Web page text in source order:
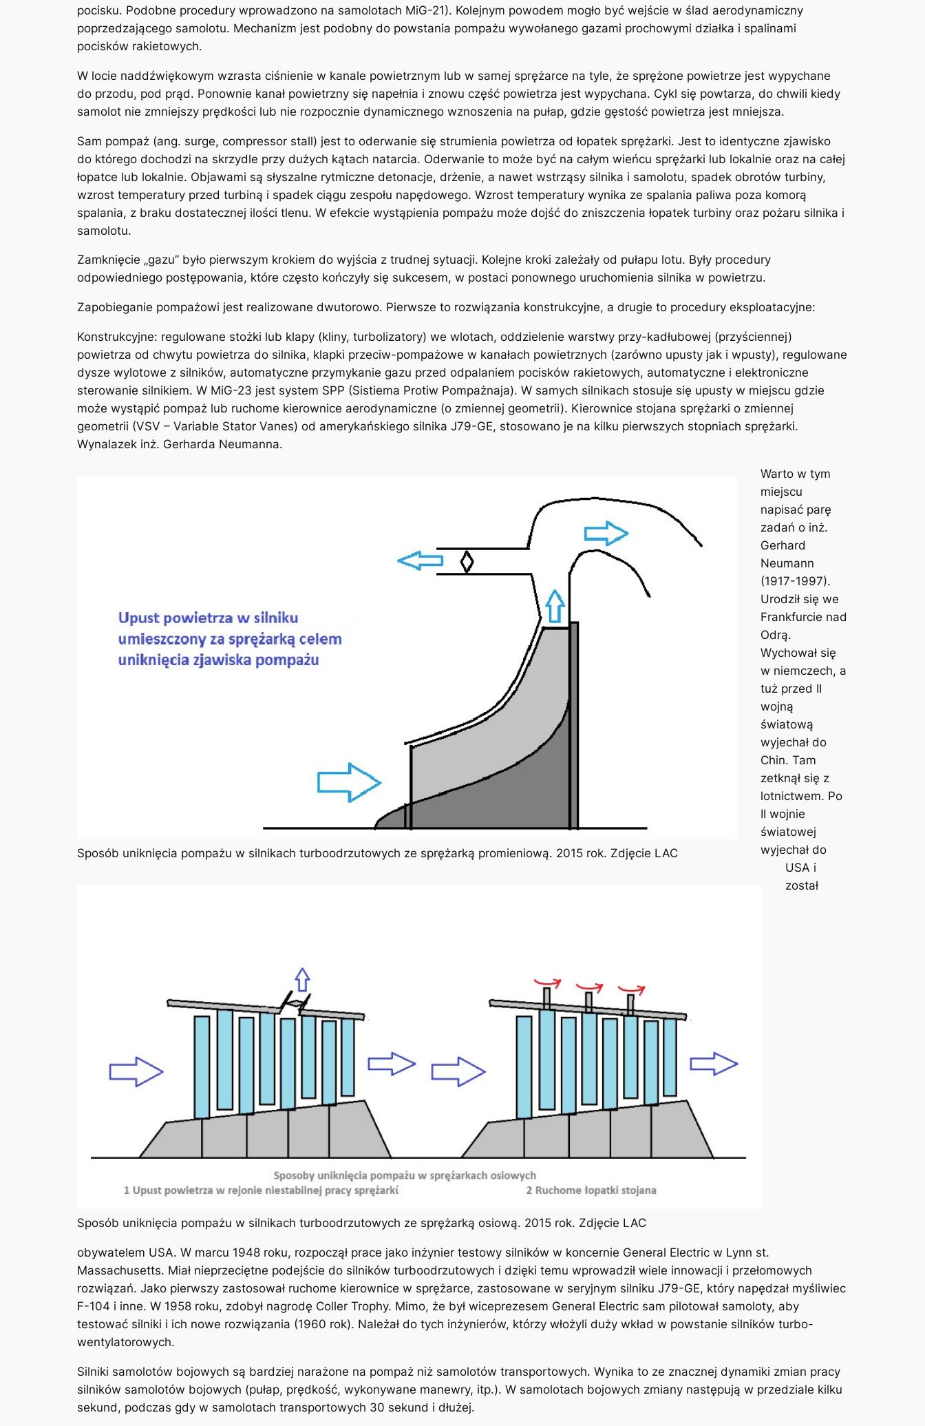
pocisku. Podobne procedury wprowadzono na samolotach MiG-21). Kolejnym powodem mogło być wejście w ślad aerodynamiczny
poprzedzającego samolotu. Mechanizm jest podobny do powstania pompażu wywołanego gazami prochowymi działka i spalinami
pocisków rakietowych.
W locie naddźwiękowym wzrasta ciśnienie w kanale powietrznym lub w samej sprężarce na tyle, że sprężone powietrze jest wypychane
do przodu, pod prąd. Ponownie kanał powietrzny się napełnia i znowu część powietrza jest wypychana. Cykl się powtarza, do chwili kiedy
samolot nie zmniejszy prędkości lub nie rozpocznie dynamicznego wznoszenia na pułap, gdzie gęstość powietrza jest mniejsza.
Sam pompaż (ang. surge, compressor stall) jest to oderwanie się strumienia powietrza od łopatek sprężarki. Jest to identyczne zjawisko
do którego dochodzi na skrzydle przy dużych kątach natarcia. Oderwanie to może być na całym wieńcu sprężarki lub lokalnie oraz na całej
łopatce lub lokalnie. Objawami są słyszalne rytmiczne detonacje, drżenie, a nawet wstrząsy silnika i samolotu, spadek obrotów turbiny,
wzrost temperatury przed turbiną i spadek ciągu zespołu napędowego. Wzrost temperatury wynika ze spalania paliwa poza komorą
spalania, z braku dostatecznej ilości tlenu. W efekcie wystąpienia pompażu może dojść do zniszczenia łopatek turbiny oraz pożaru silnika i
samolotu.
Zamknięcie „gazu” było pierwszym krokiem do wyjścia z trudnej sytuacji. Kolejne kroki zależały od pułapu lotu. Były procedury
odpowiedniego postępowania, które często kończyły się sukcesem, w postaci ponownego uruchomienia silnika w powietrzu.
Zapobieganie pompażowi jest realizowane dwutorowo. Pierwsze to rozwiązania konstrukcyjne, a drugie to procedury eksploatacyjne:
Konstrukcyjne: regulowane stożki lub klapy (kliny, turbolizatory) we wlotach, oddzielenie warstwy przy-kadłubowej (przyściennej)
powietrza od chwytu powietrza do silnika, klapki przeciw-pompażowe w kanałach powietrznych (zarówno upusty jak i wpusty), regulowane
dysze wylotowe z silników, automatyczne przymykanie gazu przed odpalaniem pocisków rakietowych, automatyczne i elektroniczne
sterowanie silnikiem. W MiG-23 jest system SPP (Sistiema Protiw Pompażnaja). W samych silnikach stosuje się upusty w miejscu gdzie
może wystąpić pompaż lub ruchome kierownice aerodynamiczne (o zmiennej geometrii). Kierownice stojana sprężarki o zmiennej
geometrii (VSV – Variable Stator Vanes) od amerykańskiego silnika J79-GE, stosowano je na kilku pierwszych stopniach sprężarki.
Wynalazek inż. Gerharda Neumanna.
Sposób uniknięcia pompażu w silnikach turboodrzutowych ze sprężarką promieniową. 2015 rok. Zdjęcie LAC
Sposób uniknięcia pompażu w silnikach turboodrzutowych ze sprężarką osiową. 2015 rok. Zdjęcie LAC
Warto w tym
miejscu
napisać parę
zadań o inż.
Gerhard
Neumann
(1917-1997).
Urodził się we
Frankfurcie nad
Odrą.
Wychował się
w niemczech, a
tuż przed II
wojną
światową
wyjechał do
Chin. Tam
zetknął się z
lotnictwem. Po
II wojnie
światowej
wyjechał do
USA i
został
obywatelem USA. W marcu 1948 roku, rozpoczął prace jako inżynier testowy silników w koncernie General Electric w Lynn st.
Massachusetts. Miał nieprzeciętne podejście do silników turboodrzutowych i dzięki temu wprowadził wiele innowacji i przełomowych
rozwiązań. Jako pierwszy zastosował ruchome kierownice w sprężarce, zastosowane w seryjnym silniku J79-GE, który napędzał myśliwiec
F-104 i inne. W 1958 roku, zdobył nagrodę Coller Trophy. Mimo, że był wiceprezesem General Electric sam pilotował samoloty, aby
testować silniki i ich nowe rozwiązania (1960 rok). Należał do tych inżynierów, którzy włożyli duży wkład w powstanie silników turbo-
wentylatorowych.
Silniki samolotów bojowych są bardziej narażone na pompaż niż samolotów transportowych. Wynika to ze znacznej dynamiki zmian pracy
silników samolotów bojowych (pułap, prędkość, wykonywane manewry, itp.). W samolotach bojowych zmiany następują w przedziale kilku
sekund, podczas gdy w samolotach transportowych 30 sekund i dłużej.